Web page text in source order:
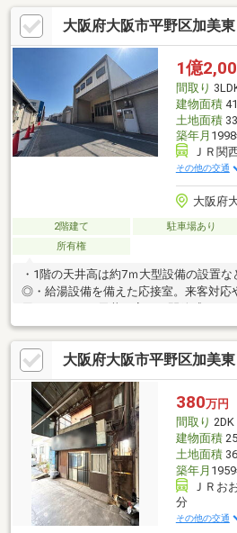
が徒歩圏内でお子様の通学に安心です■
わないものをまとめて収納できます■独
ムーズ
大阪府大阪市平野区加美
1億
間取り
建物面積
土地面積
築年月
ＪＲ関
その他の交通
大阪府
2階建て 駐車場あり
所有権
・1階の天井高は約7ｍ大型設備の設置
◎・給湯設備を備えた応接室。来客対応
設備を備え付けることも可能です◎・２
業スペース。窓が多く、室内に自然光が
務室は複数のデスクを配置しやすい整形
備の使用可否、性能および引渡し条件に
ださい。
大阪府大阪市平野区加美
380万円
間取り 2DK
建物面積
土地面積
築年月
ＪＲお
分
その他の交通